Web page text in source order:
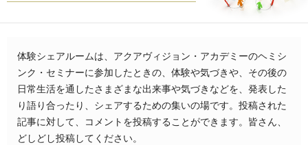
体験シェアルームは、アクアヴィジョン・アカデミーのヘミシ
ンク・セミナーに参加したときの、体験や気づきや、その後の
日常生活を通したさまざまな出来事や気づきなどを、発表した
り語り合ったり、シェアするための集いの場です。投稿された
記事に対して、コメントを投稿することができます。皆さん、
どしどし投稿してください。